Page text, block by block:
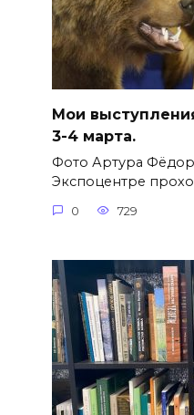
Мои
3-4 марта.
Фото Артура
Экспоцентре
0 729